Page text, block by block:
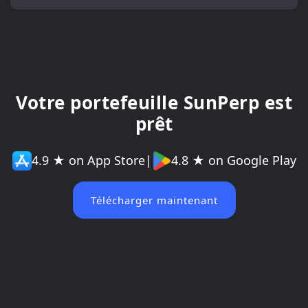
Votre portefeuille SunPerp est
prêt
4.9 ★ on App Store| 4.8 ★ on Google Play
Télécharger maintenant